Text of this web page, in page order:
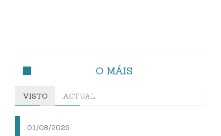
O MÁIS
VISTO ACTUAL
01/08/2026